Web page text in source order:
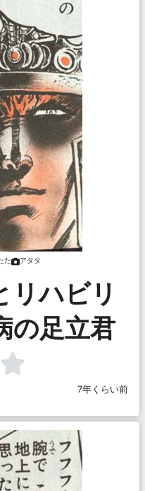
た アタタ
リハビリ
の足立君
7年くらい前